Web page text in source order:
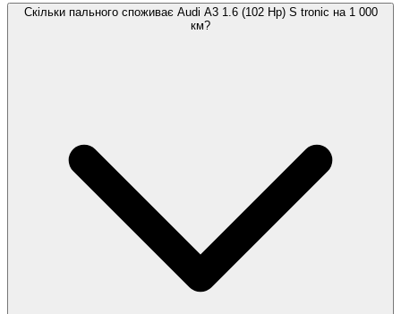
Скільки пального споживає Audi A3 1.6 (102 Hp) S tronic на 1 000
км?